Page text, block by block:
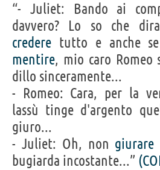
“- Juliet: Bando ai
davvero? Lo so che
credere tutto e anche
mentire, mio caro Romeo
dillo sinceramente...
- Romeo: Cara, per la
lassù tinge d'argento
giuro...
- Juliet: Oh, non giurare
bugiarda incostante...”